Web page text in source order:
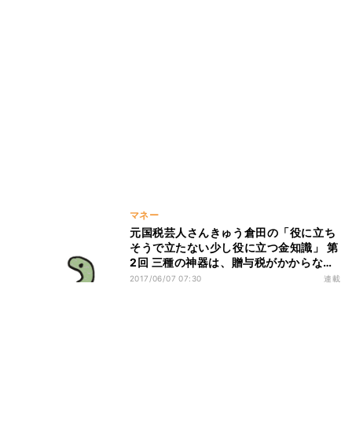
マネー
元国税芸人さんきゅう倉田の「役に立ち
そうで立たない少し役に立つ金知識」 第
2回 三種の神器は、贈与税がかからな
い?
2017/06/07 07:30 連載